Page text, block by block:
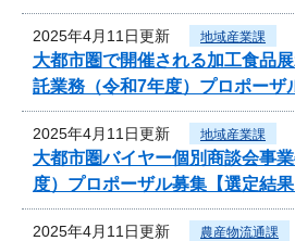
2025年4月11日更新 地域産業課
大都市圏で開催される加工食品
託業務（令和7年度）プロポーザ
2025年4月11日更新 地域産業課
大都市圏バイヤー個別商談会事
度）プロポーザル募集【選定結果
2025年4月11日更新 農産物流通課